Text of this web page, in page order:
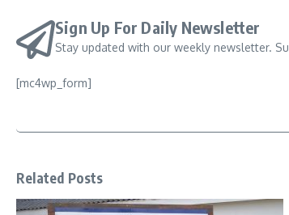
Sign Up For Daily Newsletter
Stay updated with our weekly newsletter.
[mc4wp_form]
Related Posts